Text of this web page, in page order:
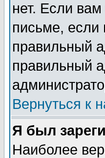
нет. Если
письме, если
правильный
правильный
Вернуться к
Я был
Наиболее